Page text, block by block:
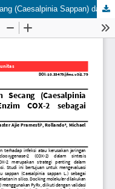
Potensi Senyawa pada Tanaman Secang (Caesalpinia Sappan) dalam Menghambat Enzim COX-2 sebagai Antiinflamasi